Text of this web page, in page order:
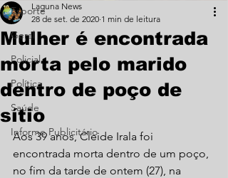
Esporte
Geral
Policial
Política
Saúde
Informe Publicitário
Mulher é encontrada
morta pelo marido
dentro de poço de
sítio
Laguna News
28 de set. de 2020 1 min de leitura
Aos 39 anos, Cleide Irala foi
encontrada morta dentro de um poço,
no fim da tarde de ontem (27), na